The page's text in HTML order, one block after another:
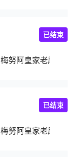
梅努阿皇家老鹰
已结束
梅努阿皇家老鹰
已结束